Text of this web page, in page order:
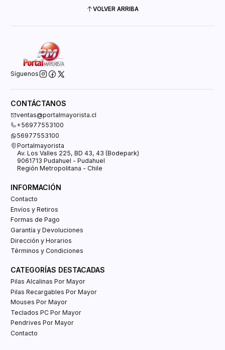
VOLVER ARRIBA
Síguenos
CONTÁCTANOS
ventas@portalmayorista.cl
+56977553100
56977553100
Portalmayorista
Av. Los Valles 225, BD 43, 43 (Bodepark)
9061713 Pudahuel - Pudahuel
Región Metropolitana - Chile
INFORMACIÓN
Contacto
Envíos y Retiros
Formas de Pago
Garantía y Devoluciones
Dirección y Horarios
Términos y Condiciones
CATEGORÍAS DESTACADAS
Pilas Alcalinas Por Mayor
Pilas Recargables Por Mayor
Mouses Por Mayor
Teclados PC Por Mayor
Pendrives Por Mayor
Contacto